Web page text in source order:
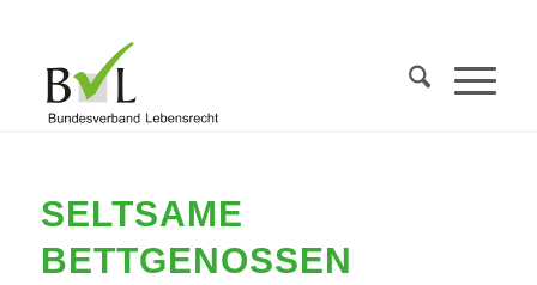
SELTSAME
BETTGENOSSEN